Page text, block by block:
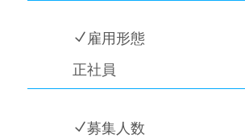
N 雇用形態
正社員
N募集人数